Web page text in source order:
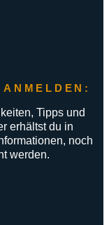
Tipps und
erhältst du in
noch
werden.